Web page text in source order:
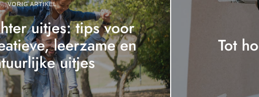
VORIG ARTIKEL
uitjes: tips voor
leerzame en
uitjes
Tot